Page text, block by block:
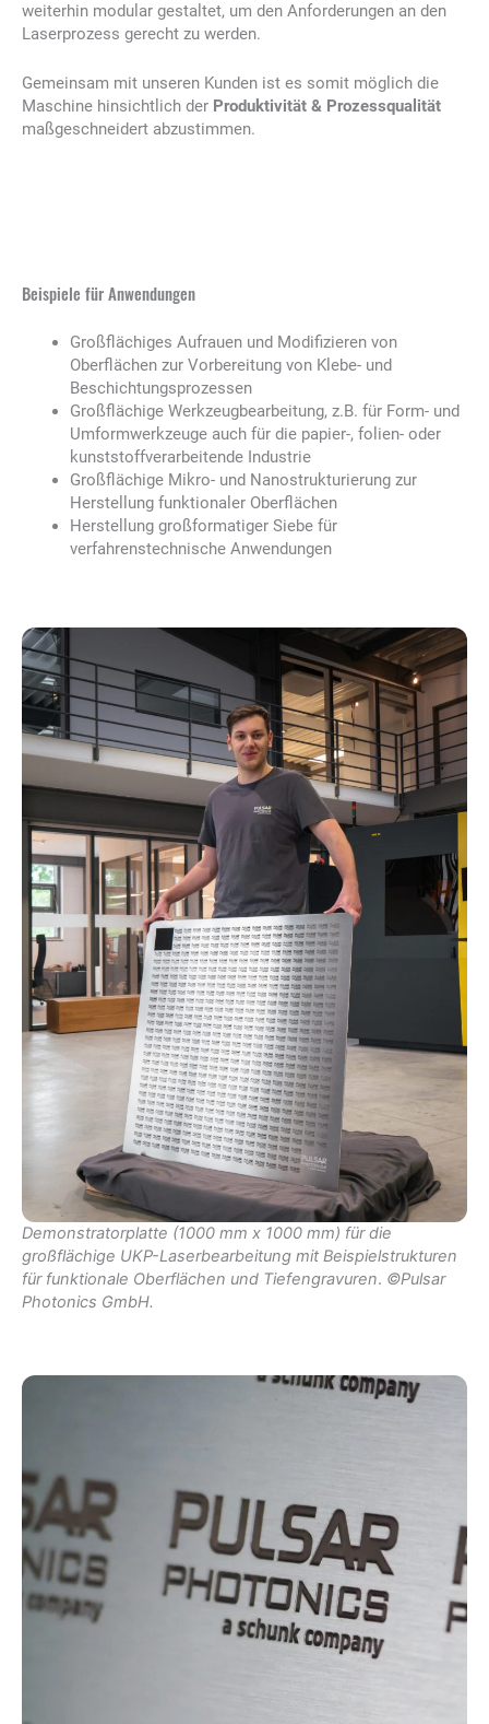
weiterhin modular gestaltet, um den Anforderungen an den
Laserprozess gerecht zu werden.
Gemeinsam mit unseren Kunden ist es somit möglich die
Maschine hinsichtlich der Produktivität & Prozessqualität
maßgeschneidert abzustimmen.
Beispiele für Anwendungen
Großflächiges Aufrauen und Modifizieren von
Oberflächen zur Vorbereitung von Klebe- und
Beschichtungsprozessen
Großflächige Werkzeugbearbeitung, z.B. für Form- und
Umformwerkzeuge auch für die papier-, folien- oder
kunststoffverarbeitende Industrie
Großflächige Mikro- und Nanostrukturierung zur
Herstellung funktionaler Oberflächen
Herstellung großformatiger Siebe für
verfahrenstechnische Anwendungen
Demonstratorplatte (1000 mm x 1000 mm) für die
großflächige UKP-Laserbearbeitung mit Beispielstrukturen
für funktionale Oberflächen und Tiefengravuren. ©Pulsar
Photonics GmbH.